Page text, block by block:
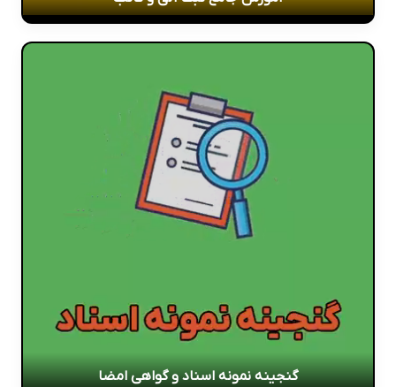
گنجینه نمونه اسناد و گواهی امضا